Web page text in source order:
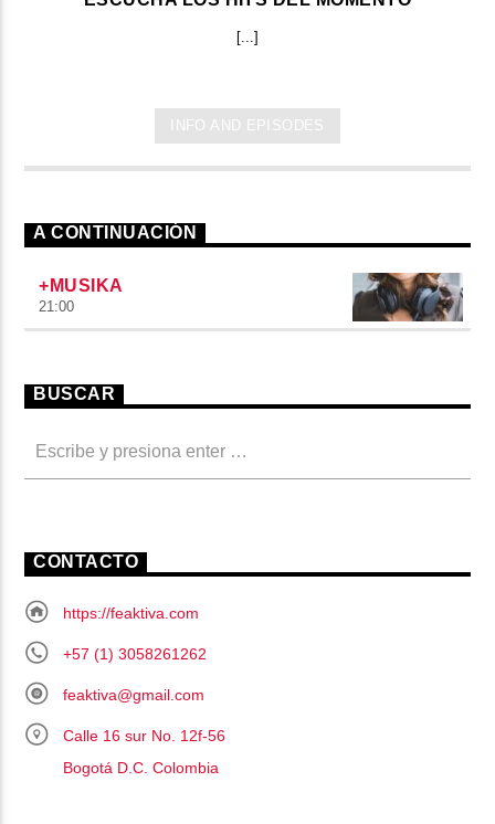
[...]
INFO AND EPISODES
A CONTINUACIÓN
+MUSIKA
21:00
BUSCAR
CONTACTO
https://feaktiva.com
+57 (1) 3058261262
feaktiva@gmail.com
Calle 16 sur No. 12f-56
Bogotá D.C. Colombia